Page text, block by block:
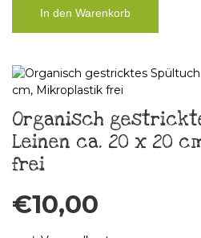
In den Warenkorb
Organisch
Leinen ca. 20 x 20
frei
€10,00